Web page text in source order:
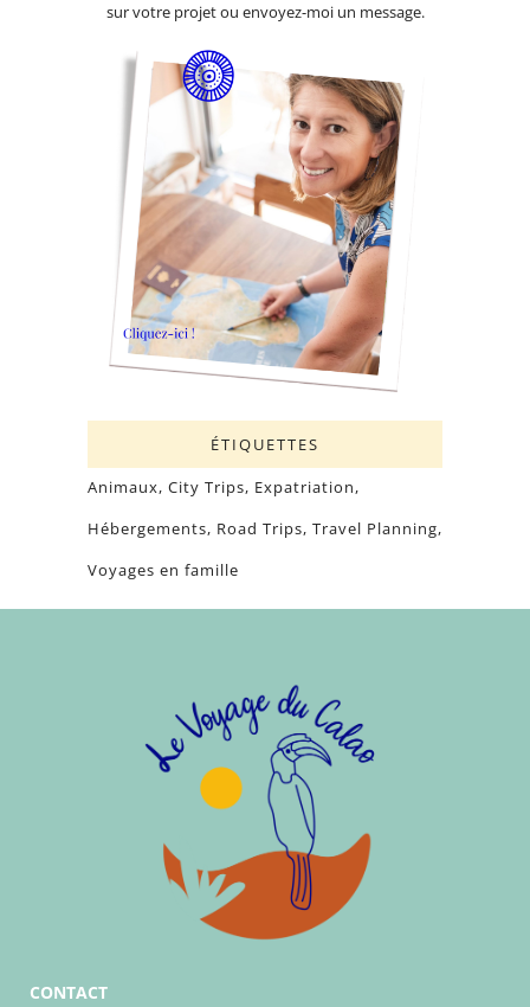
sur votre projet ou envoyez-moi un message.
ÉTIQUETTES
Animaux City Trips Expatriation
Hébergements Road Trips Travel Planning
Voyages en famille
CONTACT